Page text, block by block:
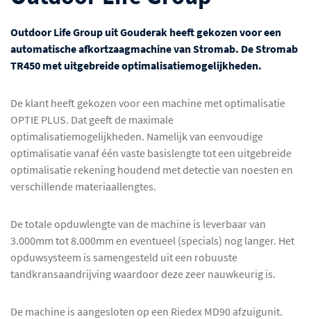
Outdoor Life Group uit Gouderak heeft gekozen voor een
automatische afkortzaagmachine van Stromab. De Stromab
TR450 met uitgebreide optimalisatiemogelijkheden.
De klant heeft gekozen voor een machine met optimalisatie
OPTIE PLUS. Dat geeft de maximale
optimalisatiemogelijkheden. Namelijk van eenvoudige
optimalisatie vanaf één vaste basislengte tot een uitgebreide
optimalisatie rekening houdend met detectie van noesten en
verschillende materiaallengtes.
De totale opduwlengte van de machine is leverbaar van
3.000mm tot 8.000mm en eventueel (specials) nog langer. Het
opduwsysteem is samengesteld uit een robuuste
tandkransaandrijving waardoor deze zeer nauwkeurig is.
De machine is aangesloten op een Riedex MD90 afzuigunit.